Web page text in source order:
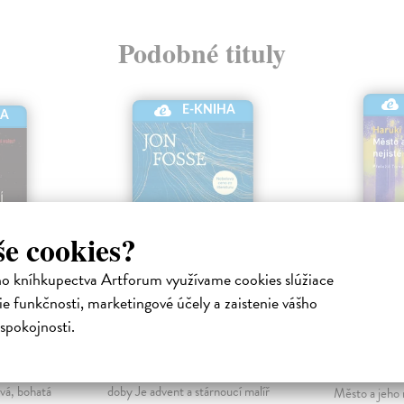
cookies?
kníhkupectva Artforum využívame cookies slúžiace
funkčnosti, marketingové účely a zaistenie vášho
Podobné tituly
bohatá
E-KNIHA
Septologie
doby Je advent a stárnoucí malíř
Město
Město a jeho